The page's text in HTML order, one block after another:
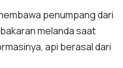
penumpang dari
melanda saat
api berasal dari